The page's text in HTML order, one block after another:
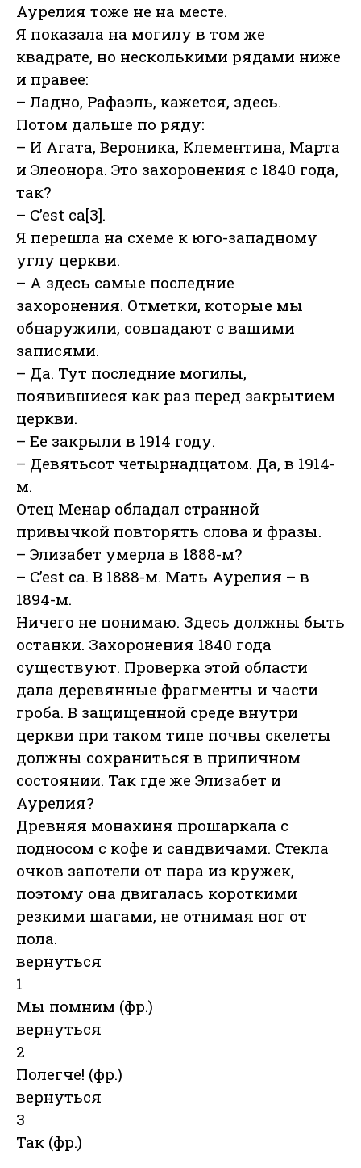
Аурелия тоже не на месте.
Я показала на могилу в том же
квадрате, но несколькими рядами ниже
и правее:
– Ладно, Рафаэль, кажется, здесь.
Потом дальше по ряду:
– И Агата, Вероника, Клементина, Марта
и Элеонора. Это захоронения с 1840 года,
так?
– C’est ca[3].
Я перешла на схеме к юго-западному
углу церкви.
– А здесь самые последние
захоронения. Отметки, которые мы
обнаружили, совпадают с вашими
записями.
– Да. Тут последние могилы,
появившиеся как раз перед закрытием
церкви.
– Ее закрыли в 1914 году.
– Девятьсот четырнадцатом. Да, в 1914-
м.
Отец Менар обладал странной
привычкой повторять слова и фразы.
– Элизабет умерла в 1888-м?
– C’est ca. В 1888-м. Мать Аурелия – в
1894-м.
Ничего не понимаю. Здесь должны быть
останки. Захоронения 1840 года
существуют. Проверка этой области
дала деревянные фрагменты и части
гроба. В защищенной среде внутри
церкви при таком типе почвы скелеты
должны сохраниться в приличном
состоянии. Так где же Элизабет и
Аурелия?
Древняя монахиня прошаркала с
подносом с кофе и сандвичами. Стекла
очков запотели от пара из кружек,
поэтому она двигалась короткими
резкими шагами, не отнимая ног от
пола.
вернуться
1
Мы помним (фр.)
вернуться
2
Полегче! (фр.)
вернуться
3
Так (фр.)